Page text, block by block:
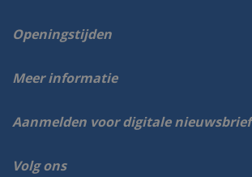
Volg ons
Openingstijden
Meer informatie
Aanmelden voor digitale nieuwsbrief